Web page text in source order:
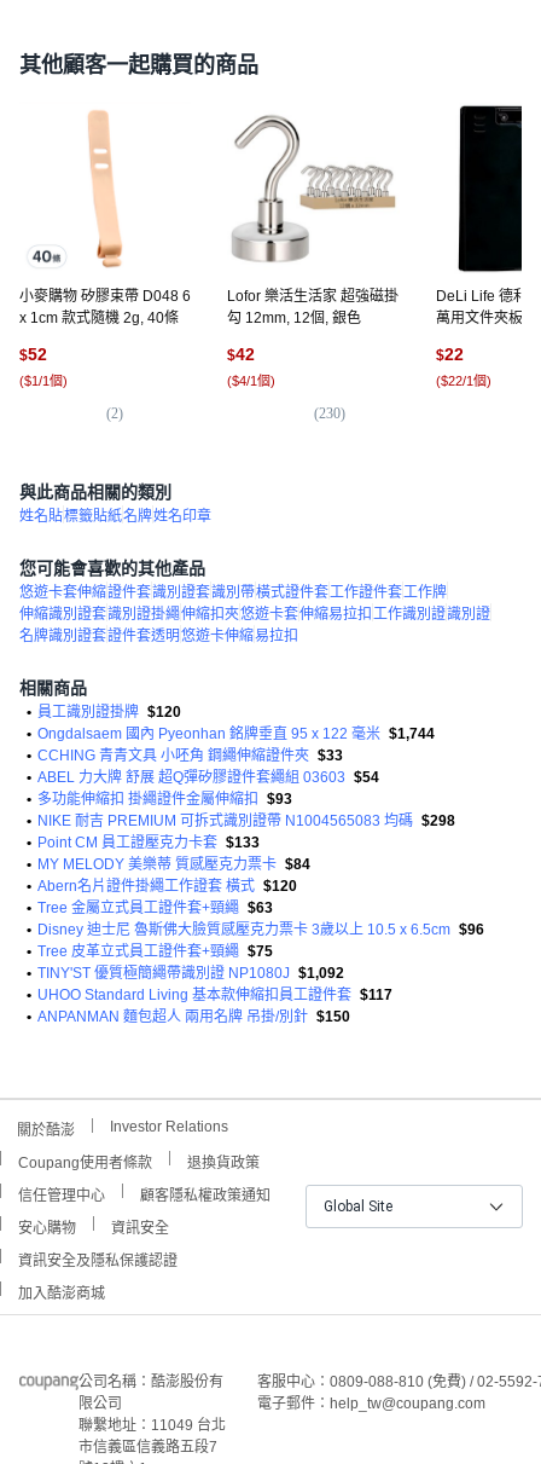
其他顧客一起購買的商品
小麥購物 矽膠束帶 D048 6
x 1cm 款式隨機 2g, 40條
$52
($1/1個)
(2)
Lofor 樂活生活家 超強磁掛
勾 12mm, 12個, 銀色
$42
($4/1個)
(230)
DeLi Life 德利
萬用文件夾板
$22
($22/1個)
與此商品相關的類別
姓名貼標籤貼紙名牌姓名印章
您可能會喜歡的其他產品
悠遊卡套伸縮證件套識別證套識別帶橫式證件套工作證件套工作牌
伸縮識別證套識別證掛繩伸縮扣夾悠遊卡套伸縮易拉扣 工作識別證識別證
名牌識別證套證件套透明悠遊卡伸縮易拉扣
相關商品
• 員工識別證掛牌 $120
• Ongdalsaem 國內 Pyeonhan 銘牌垂直 95 x 122 毫米 $1,744
• CCHING 青青文具 小呸角 鋼繩伸縮證件夾 $33
• ABEL 力大牌 舒展 超Q彈矽膠證件套繩組 03603 $54
• 多功能伸縮扣 掛繩證件金屬伸縮扣
$93
• NIKE 耐吉 PREMIUM 可拆式識別證帶 N1004565083 均碼 $298
• Point CM 員工證壓克力卡套 $133
• MY MELODY 美樂蒂 質感壓克力票卡 $84
• Abern名片證件掛繩工作證套 橫式 $120
• Tree 金屬立式員工證件套+頸繩 $63
• Disney 迪士尼 魯斯佛大臉質感壓克力票卡 3歲以上 10.5 x 6.5cm $96
• Tree 皮革立式員工證件套+頸繩 $75
• TINY'ST 優質極簡繩帶識別證 NP1080J $1,092
• UHOO Standard Living 基本款伸縮扣員工證件套 $117
• ANPANMAN 麵包超人 兩用名牌 吊掛/別針 $150
關於酷澎 Investor Relations
Coupang使用者條款
退換貨政策
信任管理中心
顧客隱私權政策通知
安心購物
資訊安全
資訊安全及隱私保護認證
加入酷澎商城
Global Site
公司名稱：酷澎股份有
限公司
聯繫地址：11049 台北
市信義區信義路五段7
客服中心：0809-088-810 (免費) / 02-
電子郵件：help_tw@coupang.com